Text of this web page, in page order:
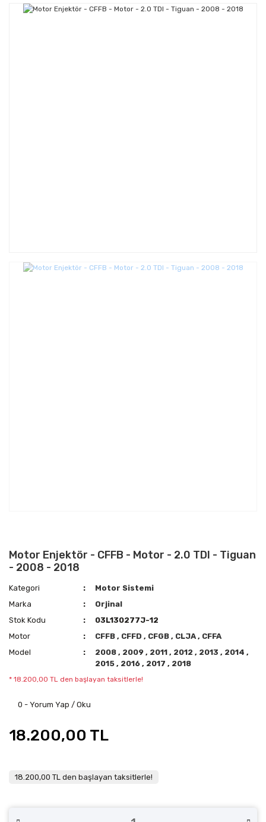
Motor Enjektör - CFFB - Motor - 2.0 TDI - Tiguan
- 2008 - 2018
Kategori
Motor Sistemi
Marka
Orjinal
Stok Kodu
03L130277J-12
Motor
CFFB, CFFD, CFGB, CLJA, CFFA
Model
2008, 2009, 2011, 2012, 2013, 2014,
2015, 2016, 2017, 2018
* 18.200,00 TL den başlayan taksitlerle!
0 - Yorum Yap / Oku
18.200,00 TL
18.200,00 TL den başlayan taksitlerle!